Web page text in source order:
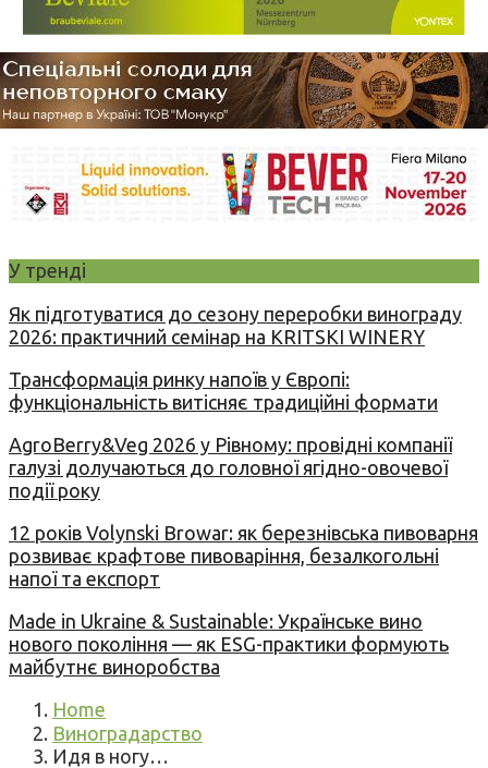
У тренді
Як підготуватися до сезону переробки винограду
2026: практичний семінар на KRITSKI WINERY
Трансформація ринку напоїв у Європі:
функціональність витісняє традиційні формати
AgroBerry&Veg 2026 у Рівному: провідні компанії
галузі долучаються до головної ягідно-овочевої
події року
12 років Volynski Browar: як березнівська пивоварня
розвиває крафтове пивоваріння, безалкогольні
напої та експорт
Made in Ukraine & Sustainable: Українське вино
нового покоління — як ESG-практики формують
майбутнє виноробства
Home
Виноградарство
Идя в ногу…